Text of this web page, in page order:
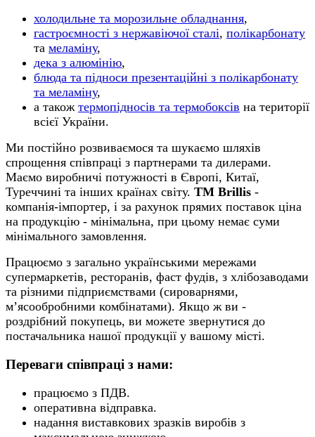
холодильне та морозильне обладнання,
гастроємності з нержавіючої сталі, полікарбонату
та меламіну,
дека з алюмінію,
блюда та підноси презентаційні з полікарбонату
та меламіну,
а також термопідносів та термобоксів на території
всієї України.
Ми постійно розвиваємося та шукаємо шляхів
спрощення співпраці з партнерами та дилерами.
Маємо виробничі потужності в Європі, Китаї,
Туреччині та інших країнах світу. ТМ Brillis -
компанія-імпортер, і за рахунок прямих поставок ціна
на продукцію - мінімальна, при цьому немає суми
мінімального замовлення.
Працюємо з загально українськими мережами
супермаркетів, ресторанів, фаст фудів, з хлібозаводами
та різними підприємствами (сироварнями,
м’ясообробними комбінатами). Якщо ж ви -
роздрібний покупець, ви можете звернутися до
постачальника нашої продукції у вашому місті.
Переваги співпраці з нами:
працюємо з ПДВ.
оперативна відправка.
надання виставкових зразків виробів з